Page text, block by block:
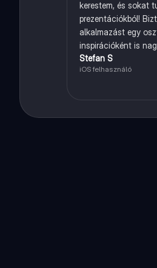
kerestem, és sokat
prezentációkból!
alkalmazást egy
inspirációként is
Stefan S
iOS felhasználó